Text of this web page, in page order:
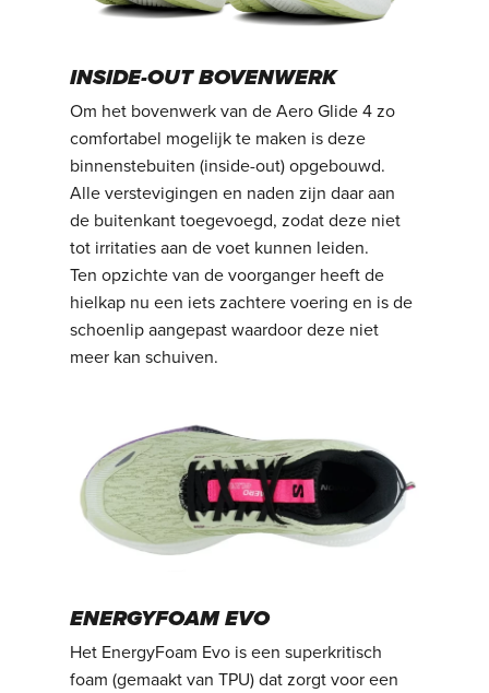
INSIDE-OUT BOVENWERK
Om het bovenwerk van de Aero Glide 4 zo
comfortabel mogelijk te maken is deze
binnenstebuiten (inside-out) opgebouwd.
Alle verstevigingen en naden zijn daar aan
de buitenkant toegevoegd, zodat deze niet
tot irritaties aan de voet kunnen leiden.
Ten opzichte van de voorganger heeft de
hielkap nu een iets zachtere voering en is de
schoenlip aangepast waardoor deze niet
meer kan schuiven.
ENERGYFOAM EVO
Het EnergyFoam Evo is een superkritisch
foam (gemaakt van TPU) dat zorgt voor een